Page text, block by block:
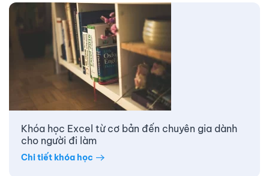
Khóa học Excel từ cơ bản đến chuyên gia dành
cho người đi làm
Chi tiết khóa học